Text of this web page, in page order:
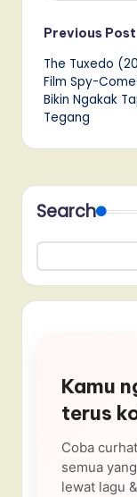
Post
Previous Post
The Tuxedo
Film Spy-
Bikin Ngakak
Tegang
Search
Kamu
terus
Coba
semua
lewat lagu